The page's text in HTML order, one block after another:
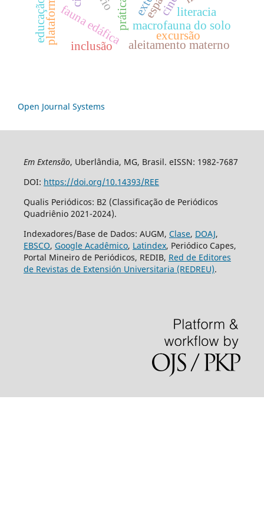
macrofauna do solo
fauna edáfica aleitamento materno
literacia
inclusão
excursão
Open Journal Systems
Em Extensão, Uberlândia, MG, Brasil. eISSN: 1982-7687
DOI: https://doi.org/10.14393/REE
Qualis Periódicos: B2 (Classificação de Periódicos
Quadriênio 2021-2024).
Indexadores/Base de Dados: AUGM, Clase, DOAJ,
EBSCO, Google Acadêmico, Latindex, Periódico Capes,
Portal Mineiro de Periódicos, REDIB, Red de Editores
de Revistas de Extensión Universitaria (REDREU).